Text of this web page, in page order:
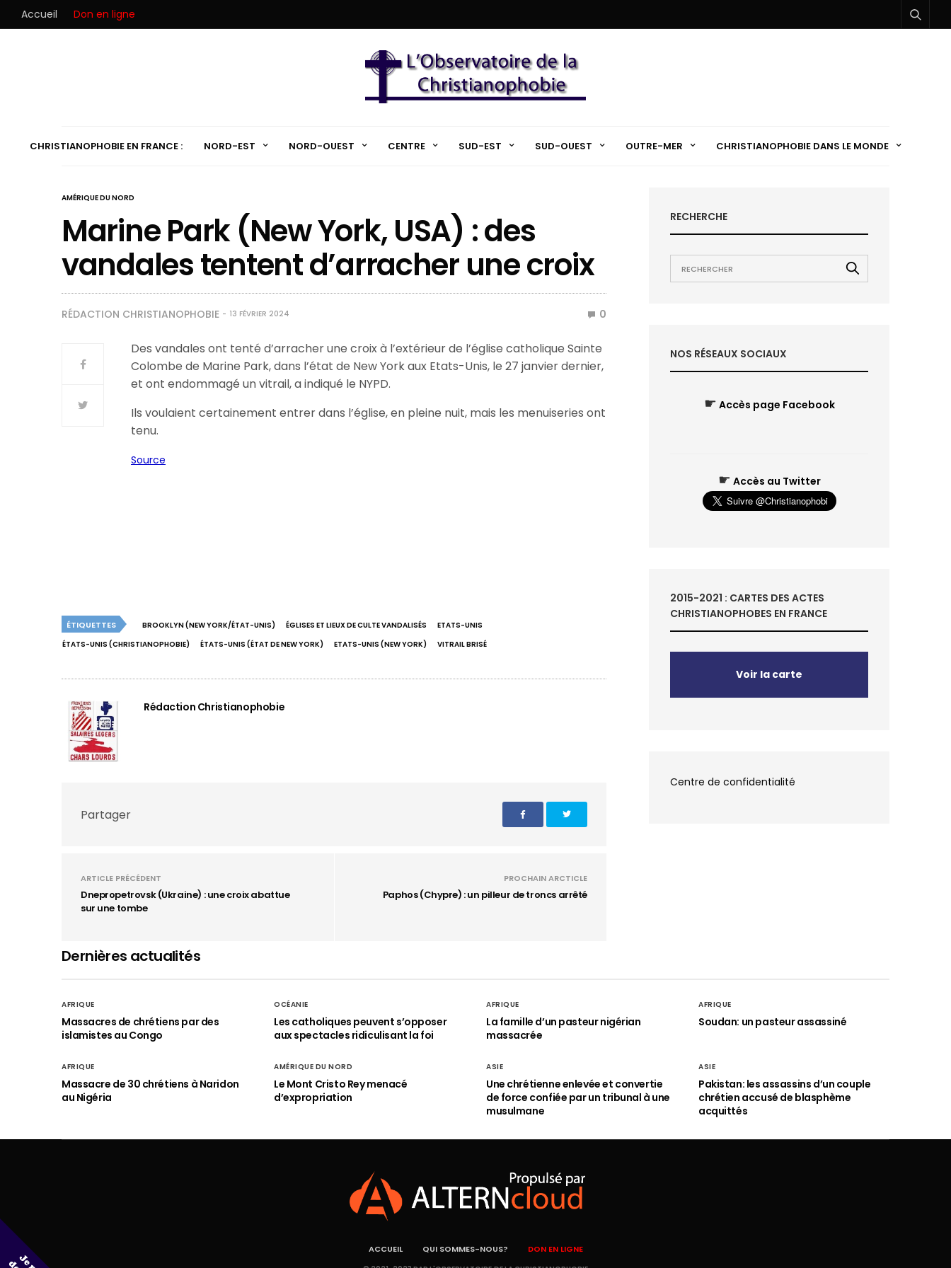
Accueil Don en ligne
CHRISTIANOPHOBIE EN FRANCE : NORD-EST NORD-OUEST CENTRE SUD-EST SUD-OUEST OUTRE-MER CHRISTIANOPHOBIE DANS LE MONDE
AMÉRIQUE DU NORD
Marine Park (New York, USA) : des
vandales tentent d’arracher une croix
RÉDACTION CHRISTIANOPHOBIE 13 FÉVRIER 2024 0
Des vandales ont tenté d’arracher une croix à l’extérieur de l’église catholique Sainte
Colombe de Marine Park, dans l’état de New York aux Etats-Unis, le 27 janvier dernier,
et ont endommagé un vitrail, a indiqué le NYPD.
Ils voulaient certainement entrer dans l’église, en pleine nuit, mais les menuiseries ont
tenu.
Source
ÉTIQUETTES BROOKLYN (NEW YORK/ÉTAT-UNIS) ÉGLISES ET LIEUX DE CULTE VANDALISÉS
ETATS-UNIS
ÉTATS-UNIS (CHRISTIANOPHOBIE)
ÉTATS-UNIS (ÉTAT DE NEW YORK) ETATS-UNIS (NEW YORK) VITRAIL BRISÉ
Rédaction Christianophobie
Partager
ARTICLE PRÉCÉDENT
Dnepropetrovsk (Ukraine) : une croix abattue
sur une tombe
PROCHAIN ARCTICLE
Paphos (Chypre) : un pilleur de troncs arrêté
RECHERCHE
NOS RÉSEAUX SOCIAUX
☛ Accès page Facebook
☛ Accès au Twitter
2015-2021 : CARTES DES ACTES
CHRISTIANOPHOBES EN FRANCE
Voir la carte
Centre de confidentialité
Dernières actualités
AFRIQUE
Massacres de chrétiens par des
islamistes au Congo
OCÉANIE
Les catholiques peuvent s’opposer
aux spectacles ridiculisant la foi
AFRIQUE
La famille d’un pasteur nigérian
massacrée
AFRIQUE
Soudan: un pasteur assassiné
AFRIQUE
Massacre de 30 chrétiens à Naridon
au Nigéria
AMÉRIQUE DU NORD
Le Mont Cristo Rey menacé
d’expropriation
ASIE
Une chrétienne enlevée et convertie
de force confiée par un tribunal à une
musulmane
ASIE
Pakistan: les assassins d’un couple
chrétien accusé de blasphème
acquittés
ACCUEIL QUI SOMMES-NOUS? DON EN LIGNE